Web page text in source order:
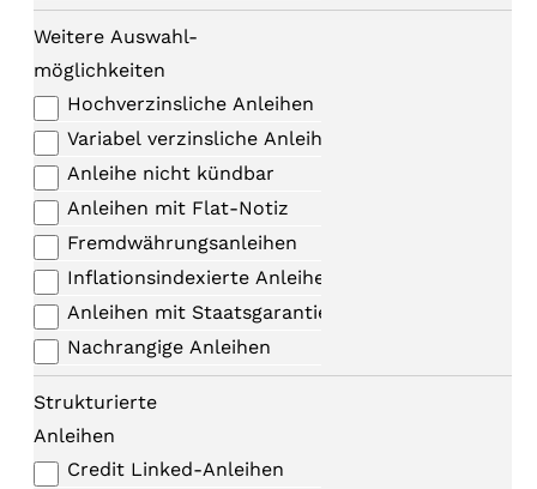
Weitere Auswahl-
möglichkeiten
Hochverzinsliche Anleihen
Variabel verzinsliche Anleihen
Anleihe nicht kündbar
Anleihen mit Flat-Notiz
Fremdwährungsanleihen
Inflationsindexierte Anleihen
Anleihen mit Staatsgarantie
Nachrangige Anleihen
Strukturierte
Anleihen
Credit Linked-Anleihen